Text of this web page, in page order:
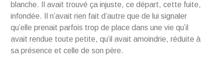
blanche. Il avait trouvé ça injuste, ce départ, cette fuite,
infondée. Il n’avait rien fait d’autre que de lui signaler
qu’elle prenait parfois trop de place dans une vie qu’il
avait rendue toute petite, qu’il avait amoindrie, réduite à
sa présence et celle de son père.